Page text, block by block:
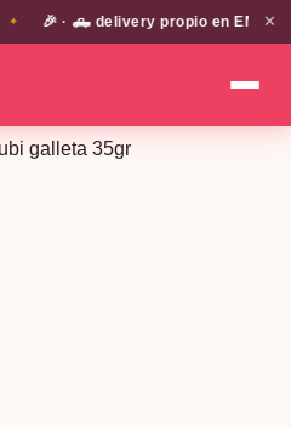
🎉 · 🛻 delivery propio en EN TODA
✕
galleta 35gr